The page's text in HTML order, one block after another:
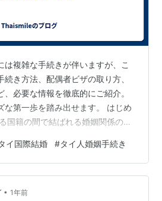
は複雑な手続きが伴いますが、こ
き方法、配偶者ビザの取り方、
、必要な情報を徹底的にご紹介。
な第一歩を踏み出せます。 はじめ
国籍の間で結ばれる婚姻関係のこ
、日本とタイの国際結婚は非常
す。しかし、異なる国の制度や文
が複雑になる場合があります。本
際結婚とビザに関する様々な情
イ国際結婚 #タイ人婚姻手続き
• 1年前